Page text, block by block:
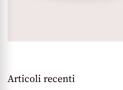
Articoli recenti